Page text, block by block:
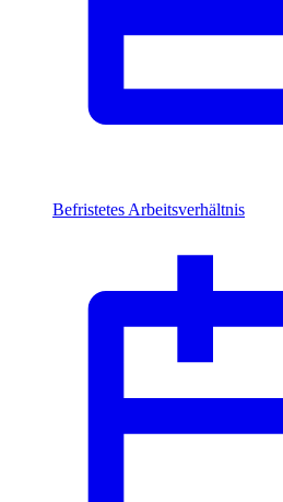
Befristetes Arbeitsverhältnis